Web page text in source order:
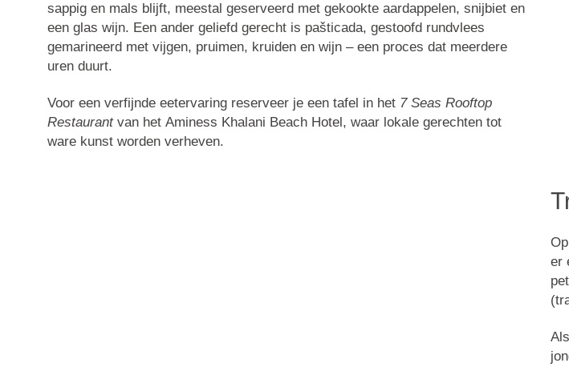
sappig en mals blijft, meestal geserveerd met gekookte aardappelen, snijbiet en
een glas wijn. Een ander geliefd gerecht is pašticada, gestoofd rundvlees
gemarineerd met vijgen, pruimen, kruiden en wijn – een proces dat meerdere
uren duurt.
Voor een verfijnde eetervaring reserveer je een tafel in het 7 Seas Rooftop
Restaurantvan het Aminess Khalani Beach Hotel , waar lokale gerechten tot
ware kunst worden verheven.
er